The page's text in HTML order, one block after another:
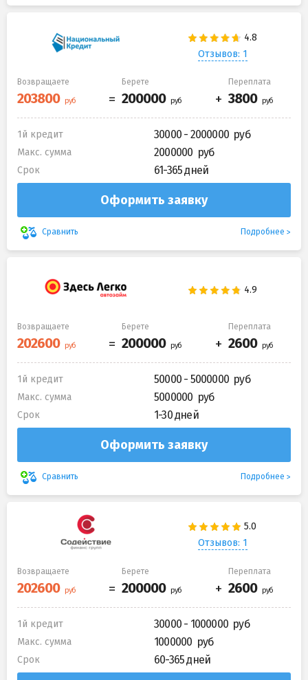
Отзывов: 1
Возвращаете Берете Переплата
1й кредит 30000 - 2000000
Макс. сумма 2000000
Срок 61-365 дней
Оформить заявку
Сравнить Подробнее
Возвращаете Берете Переплата
1й кредит 50000 - 5000000
Макс. сумма 5000000
Срок 1-30 дней
Оформить заявку
Сравнить Подробнее
Отзывов: 1
Возвращаете Берете Переплата
1й кредит 30000 - 1000000
Макс. сумма 1000000
Срок 60-365 дней